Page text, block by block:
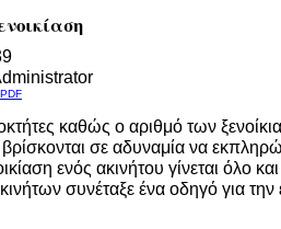
καθώς ο αριθμό των
σε αδυναμία να
ενός ακινήτου γίνεται όλο
συνέταξε ένα οδηγό για την